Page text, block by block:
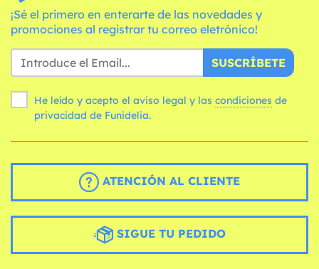
¡Sé el primero en enterarte de las novedades y
promociones al registrar tu correo eletrónico!
SUSCRÍBETE
He leído y acepto el aviso legal y las condiciones
privacidad de Funidelia.
ATENCIÓN AL CLIENTE
SIGUE TU PEDIDO